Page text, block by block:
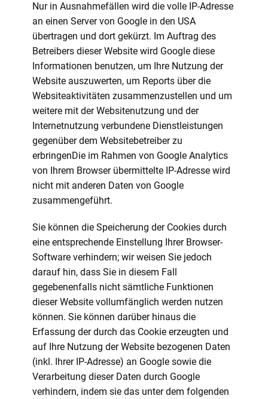
Nur in Ausnahmefällen wird die volle IP-Adresse
an einen Server von Google in den USA
übertragen und dort gekürzt. Im Auftrag des
Betreibers dieser Website wird Google diese
Informationen benutzen, um Ihre Nutzung der
Website auszuwerten, um Reports über die
Websiteaktivitäten zusammenzustellen und um
weitere mit der Websitenutzung und der
Internetnutzung verbundene Dienstleistungen
gegenüber dem Websitebetreiber zu
erbringenDie im Rahmen von Google Analytics
von Ihrem Browser übermittelte IP-Adresse wird
nicht mit anderen Daten von Google
zusammengeführt.
Sie können die Speicherung der Cookies durch
eine entsprechende Einstellung Ihrer Browser-
Software verhindern; wir weisen Sie jedoch
darauf hin, dass Sie in diesem Fall
gegebenenfalls nicht sämtliche Funktionen
dieser Website vollumfänglich werden nutzen
können. Sie können darüber hinaus die
Erfassung der durch das Cookie erzeugten und
auf Ihre Nutzung der Website bezogenen Daten
(inkl. Ihrer IP-Adresse) an Google sowie die
Verarbeitung dieser Daten durch Google
verhindern, indem sie das unter dem folgenden